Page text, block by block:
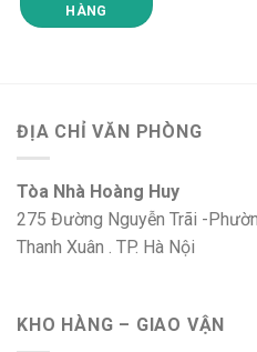
HÀNG
ĐỊA CHỈ VĂN PHÒNG
Tòa Nhà Hoàng Huy
275 Đường Nguyễn Trãi -
Thanh Xuân . TP. Hà Nội
KHO HÀNG – GIAO VẬN